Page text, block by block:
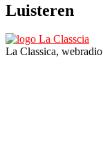
Luisteren
La Classica,